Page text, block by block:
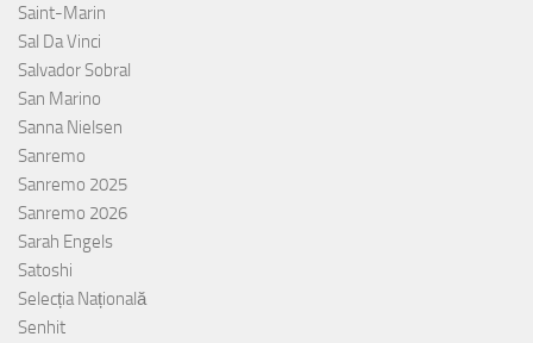
Saint-Marin
Sal Da Vinci
Salvador Sobral
San Marino
Sanna Nielsen
Sanremo
Sanremo 2025
Sanremo 2026
Sarah Engels
Satoshi
Selecția Națională
Senhit